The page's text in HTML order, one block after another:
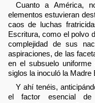
Cuanto a América,
elementos estuvieran
caos de luchas
Escritura, como el polvo
complejidad de sus
aspiraciones, de las
en el subsuelo
siglos la inoculó la Madre
Y ahí tenéis,
el factor esencial de